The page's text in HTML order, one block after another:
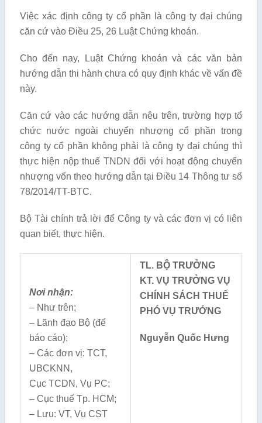
Việc xác định công ty cổ phần là công ty đại chúng
căn cứ vào Điều 25, 26 Luật Chứng khoán.
Cho đến nay, Luật Chứng khoán và các văn bản
hướng dẫn thi hành chưa có quy định khác về vấn đề
này.
Căn cứ vào các hướng dẫn nêu trên, trường hợp tổ
chức nước ngoài chuyển nhượng cổ phần trong
công ty cổ phần không phải là công ty đại chúng thì
thực hiện nộp thuế TNDN đối với hoạt động chuyển
nhượng vốn theo hướng dẫn tại Điều 14 Thông tư số
78/2014/TT-BTC.
Bộ Tài chính trả lời để Công ty và các đơn vị có liên
quan biết, thực hiện.
Nơi nhận:
– Như trên;
– Lãnh đạo Bộ (để
báo cáo);
– Các đơn vị: TCT,
UBCKNN,
Cục TCDN, Vụ PC;
– Cục thuế Tp. HCM;
– Lưu: VT, Vụ CST
TL. BỘ TRƯỞNG
KT. VỤ TRƯỞNG VỤ
CHÍNH SÁCH THUẾ
PHÓ VỤ TRƯỞNG
Nguyễn Quốc Hưng